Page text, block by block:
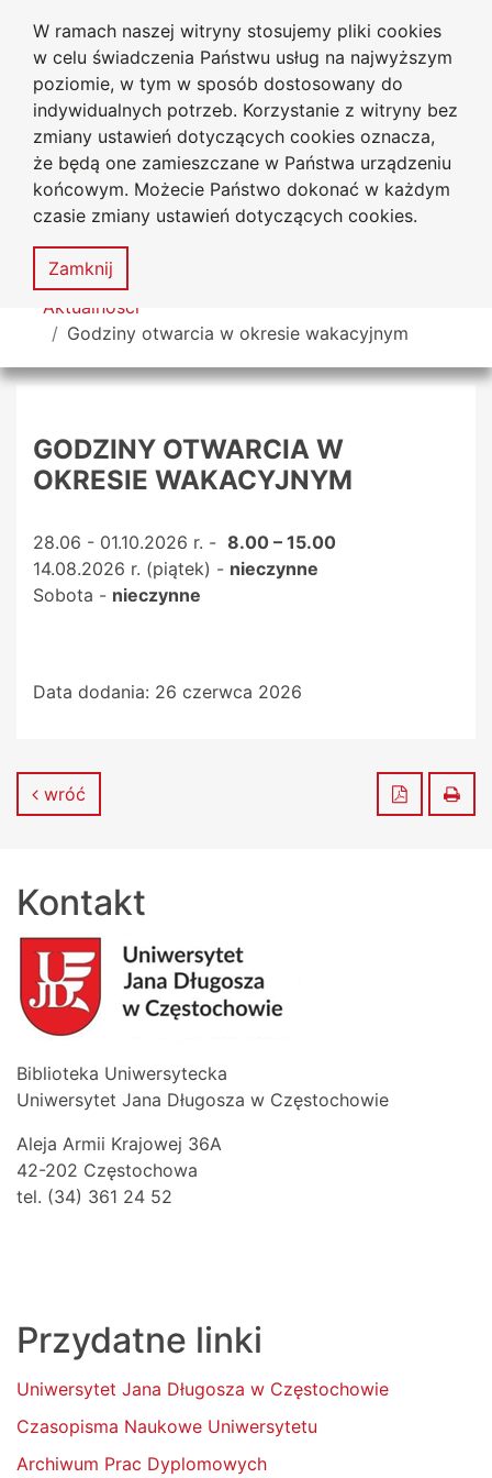
W ramach naszej witryny stosujemy pliki cookies
w celu świadczenia Państwu usług na najwyższym
poziomie, w tym w sposób dostosowany do
indywidualnych potrzeb. Korzystanie z witryny bez
zmiany ustawień dotyczących cookies oznacza,
że będą one zamieszczane w Państwa urządzeniu
końcowym. Możecie Państwo dokonać w każdym
czasie zmiany ustawień dotyczących cookies.
Zamknij
Przejdź do głównego menu
Przejdź do treści
Przejdź do wyszukiwarki
Przejdź do mapy serwisu
Biblioteka Uniwersytecka
Uniwersytetu Jana Długosza
w Częstochowie
Deklaracja
dostępności
Mapa
serwisu
MENU
Tutaj jesteś
Aktualności
Godziny otwarcia w okresie wakacyjnym
GODZINY OTWARCIA W
OKRESIE WAKACYJNYM
28.06 - 01.10.2026 r. - 8.00 – 15.00
14.08.2026 r. (piątek) - nieczynne
Sobota - nieczynne
Data dodania: 26 czerwca 2026
wróć Zapisz do
Kontakt
Biblioteka Uniwersytecka
Uniwersytet Jana Długosza w Częstochowie
Aleja Armii Krajowej 36A
42-202 Częstochowa
tel. (34) 361 24 52
Przydatne linki
Uniwersytet Jana Długosza w Częstochowie
Czasopisma Naukowe Uniwersytetu
Archiwum Prac Dyplomowych